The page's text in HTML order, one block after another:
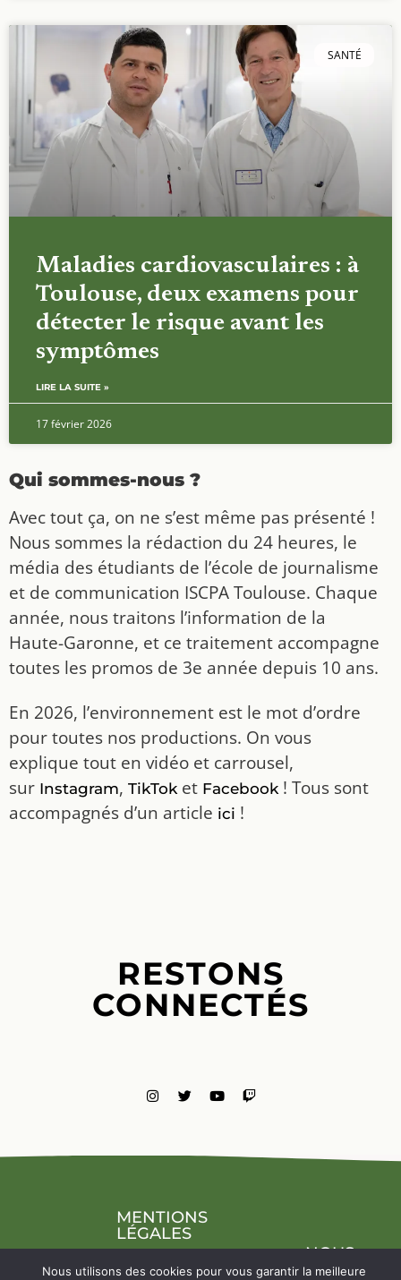
SANTÉ
Maladies cardiovasculaires : à
Toulouse, deux examens pour
détecter le risque avant les
symptômes
LIRE LA SUITE »
17 février 2026
Qui sommes-nous ?
Avec tout ça, on ne s’est même pas présenté !
Nous sommes la rédaction du 24 heures, le
média des étudiants de l’école de journalisme
et de communication ISCPA Toulouse. Chaque
année, nous traitons l’information de la
Haute-Garonne, et ce traitement accompagne
toutes les promos de 3e année depuis 10 ans.
En 2026, l’environnement est le mot d’ordre
pour toutes nos productions. On vous
explique tout en vidéo et carrousel,
sur Instagram, TikToket Facebook! Tous sont
accompagnés d’un article ici !
RESTONS
CONNECTÉS
MENTIONS
LÉGALES
NOUS
Nous utilisons des cookies pour vous garantir la meilleure